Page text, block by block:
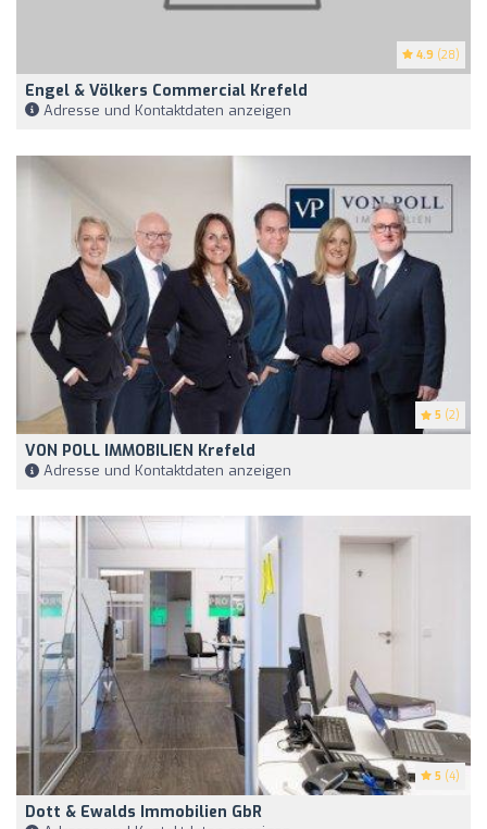
4.9 (28)
Engel & Völkers Commercial Krefeld
Adresse und Kontaktdaten anzeigen
5 (2)
VON POLL IMMOBILIEN Krefeld
Adresse und Kontaktdaten anzeigen
5 (4)
Dott & Ewalds Immobilien GbR